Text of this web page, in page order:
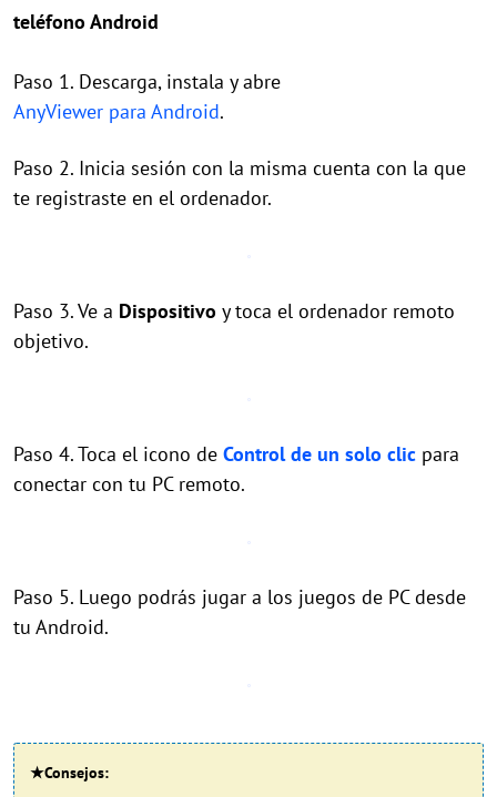
teléfono Android
Paso 1. Descarga, instala y abre
AnyViewer para Android.
Paso 2. Inicia sesión con la misma cuenta con la que
te registraste en el ordenador.
Paso 3. Ve a Dispositivo y toca el ordenador remoto
objetivo.
Paso 4. Toca el icono de Control de un solo clic para
conectar con tu PC remoto.
Paso 5. Luego podrás jugar a los juegos de PC desde
tu Android.
★Consejos: